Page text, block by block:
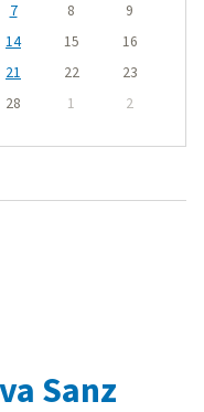
7 8
9
14 15
16
21 22
23
28 1 2
Sanz